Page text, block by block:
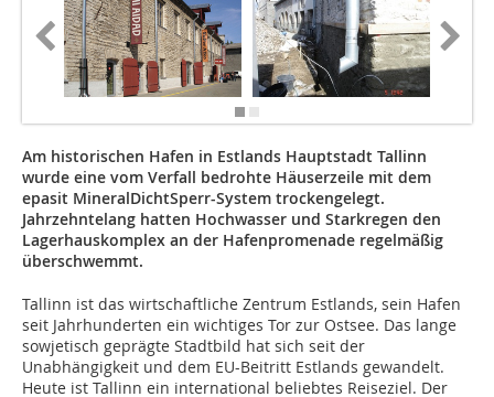
Am historischen Hafen in Estlands Hauptstadt Tallinn
wurde eine vom Verfall bedrohte Häuserzeile mit dem
epasit MineralDichtSperr-System trockengelegt.
Jahrzehntelang hatten Hochwasser und Starkregen den
Lagerhauskomplex an der Hafenpromenade regelmäßig
überschwemmt.
Tallinn ist das wirtschaftliche Zentrum Estlands, sein Hafen
seit Jahrhunderten ein wichtiges Tor zur Ostsee. Das lange
sowjetisch geprägte Stadtbild hat sich seit der
Unabhängigkeit und dem EU-Beitritt Estlands gewandelt.
Heute ist Tallinn ein international beliebtes Reiseziel. Der